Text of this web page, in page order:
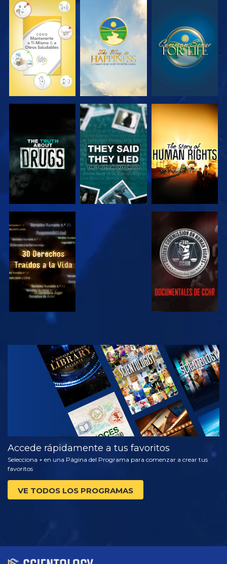
VE VE VE
VE VE
VE VE
VE
EXPLORA LAS
SERIES
Accede rápidamente a tus favoritos
Selecciona + en una Página del Programa para comenzar a crear tus
favoritos
VE TODOS LOS PROGRAMAS